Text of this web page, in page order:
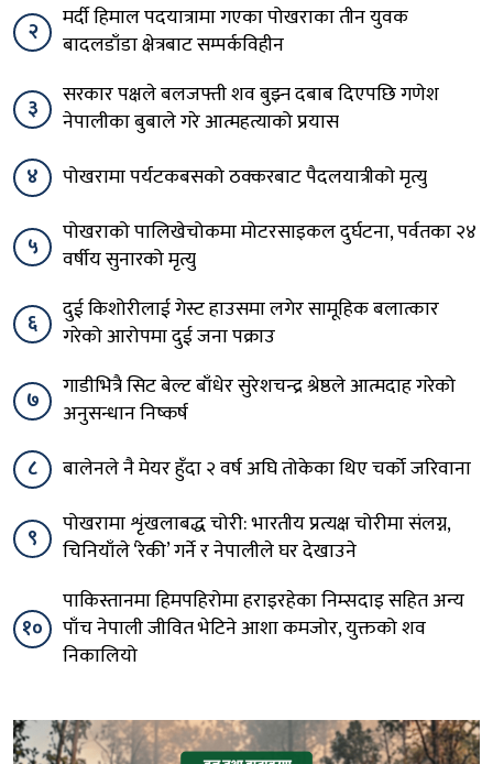
२
मर्दी हिमाल पदयात्रामा गएका पोखराका तीन युवक
बादलडाँडा क्षेत्रबाट सम्पर्कविहीन
३
सरकार पक्षले बलजफ्ती शव बुझ्न दबाब दिएपछि गणेश
नेपालीका बुबाले गरे आत्महत्याको प्रयास
४
पोखरामा पर्यटकबसको ठक्करबाट पैदलयात्रीको मृत्यु
५
पोखराको पालिखेचोकमा मोटरसाइकल दुर्घटना, पर्वतका २४
वर्षीय सुनारको मृत्यु
६
दुई किशोरीलाई गेस्ट हाउसमा लगेर सामूहिक बलात्कार
गरेको आरोपमा दुई जना पक्राउ
७
गाडीभित्रै सिट बेल्ट बाँधेर सुरेशचन्द्र श्रेष्ठले आत्मदाह गरेको
अनुसन्धान निष्कर्ष
८
बालेनले नै मेयर हुँदा २ वर्ष अघि तोकेका थिए चर्को जरिवाना
९
पोखरामा शृंखलाबद्ध चोरी: भारतीय प्रत्यक्ष चोरीमा संलग्न,
चिनियाँले ‘रेकी’ गर्ने र नेपालीले घर देखाउने
१०
पाकिस्तानमा हिमपहिरोमा हराइरहेका निम्सदाइ सहित अन्य
पाँच नेपाली जीवित भेटिने आशा कमजोर, युक्तको शव
निकालियो